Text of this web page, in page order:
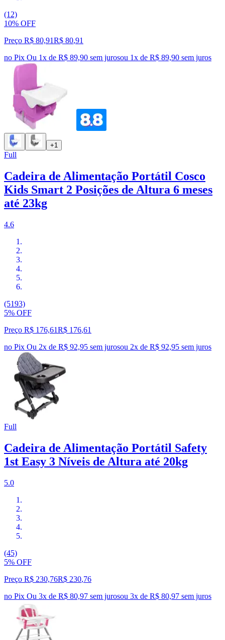
(12)
10% OFF
Preço R$ 80,91R$ 80,91
no Pix Ou 1x de R$ 89,90 sem jurosou 1x de R$ 89,90 sem juros
+1
Full
Cadeira de Alimentação Portátil Cosco
Kids Smart 2 Posições de Altura 6 meses
até 23kg
4.6
(5193)
5% OFF
Preço R$ 176,61R$ 176,61
no Pix Ou 2x de R$ 92,95 sem jurosou 2x de R$ 92,95 sem juros
Full
Cadeira de Alimentação Portátil Safety
1st Easy 3 Níveis de Altura até 20kg
5.0
(45)
5% OFF
Preço R$ 230,76R$ 230,76
no Pix Ou 3x de R$ 80,97 sem jurosou 3x de R$ 80,97 sem juros